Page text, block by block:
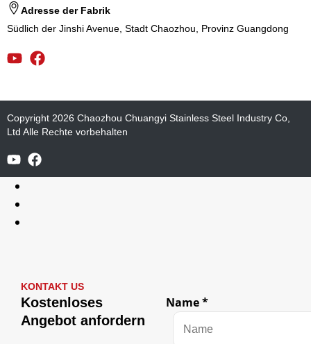
Adresse der Fabrik
Südlich der Jinshi Avenue, Stadt Chaozhou, Provinz Guangdong
Copyright 2026 Chaozhou Chuangyi Stainless Steel Industry Co,
Ltd Alle Rechte vorbehalten
KONTAKT US
Kostenloses
Angebot anfordern
Name
E-
Mail
Name*